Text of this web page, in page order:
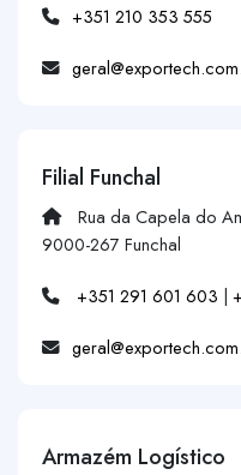
+351 210 353 555
Filial Funchal
Rua da Capela do
9000-267 Funchal
+351 291 601 603 |
Armazém Logístico